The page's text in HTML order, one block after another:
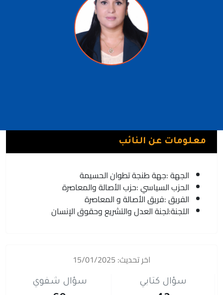
معلومات عن النائب
الجهة :جهة طنجة تطوان الحسيمة
الحزب السياسي :حزب الأصالة والمعاصرة
الفريق :فريق الأصالة و المعاصرة
اللجنة:لجنة العدل والتشريع وحقوق الإنسان
اخر تحديث: 15/01/2025
سؤال كتابي سؤال شفوي